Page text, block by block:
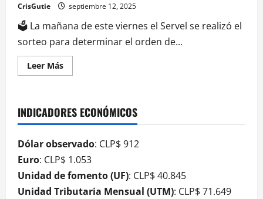
CrisGutie septiembre 12, 2025
🗳️ La mañana de este viernes el Servel se realizó el
sorteo para determinar el orden de...
Leer Más
INDICADORES ECONÓMICOS
Dólar observado: CLP$ 912
Euro: CLP$ 1.053
Unidad de fomento (UF): CLP$ 40.845
Unidad Tributaria Mensual (UTM): CLP$ 71.649